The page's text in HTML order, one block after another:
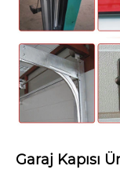
Garaj Kapısı